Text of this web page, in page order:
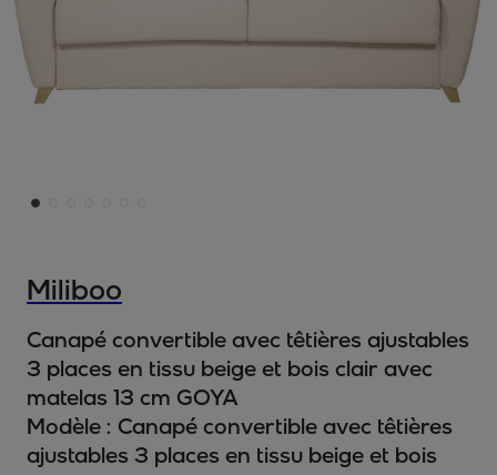
Miliboo
Canapé convertible avec têtières ajustables
3 places en tissu beige et bois clair avec
matelas 13 cm GOYA
Modèle : Canapé convertible avec têtières
ajustables 3 places en tissu beige et bois